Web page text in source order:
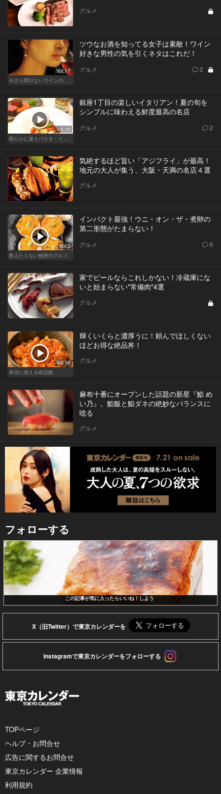
グルメ
Vol.17
ツウなお酒を知ってる女子は素敵！ワイン
好きな男性の気を引くネタはこれだ！
グルメ 2
Vol.10
銀座1丁目の楽しいイタリアン！夏の旬を
シンプルに味わえる鮮度最高の名店
グルメ 2
気絶するほど旨い「アジフライ」が最高！
地元の大人が集う、大阪・天満の名店４選
グルメ
Vol.3
教えたくない秘密のグルメ
インパクト最強！ウニ・オン・ザ・煮卵の
第二形態がたまらない！
グルメ 6
家でビールならこれしかない！冷蔵庫にな
いと始まらない"常備肉"4選
グルメ
Vol.10
本当に使える絶品鮨
輝くいくらと濃厚うに！頼んでほしくない
ほどお得な絶品丼！
グルメ
麻布十番にオープンした話題の新星『鮨 め
い乃』。鮨飯と鮨ダネの絶妙なバランスに
唸る
グルメ
フォローする
この記事が気に入ったらいいね！しよう
X（旧Twitter）で東京カレンダーを
Instagramで東京カレンダーをフォローする
TOPページ
ヘルプ・お問合せ
広告に関するお問合せ
東京カレンダー 企業情報
利用規約